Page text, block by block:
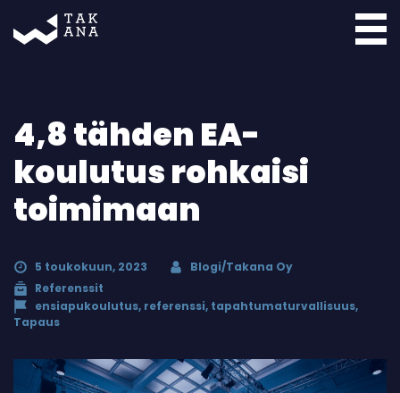
4,8 tähden EA-
koulutus rohkaisi
toimimaan
5 toukokuun, 2023
Blogi/Takana Oy
Referenssit
ensiapukoulutus, referenssi, tapahtumaturvallisuus,
Tapaus